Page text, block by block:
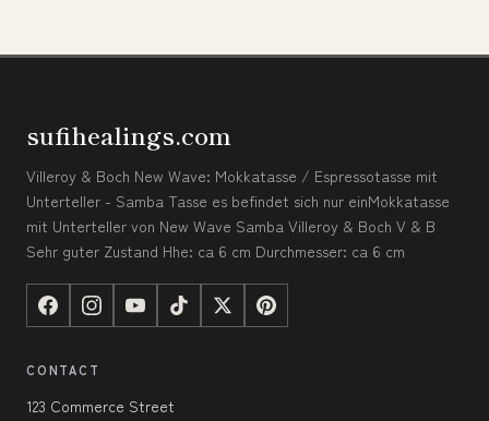
sufihealings.com
Villeroy & Boch New Wave: Mokkatasse / Espressotasse mit
Unterteller - Samba Tasse es befindet sich nur einMokkatasse
mit Unterteller von New Wave Samba Villeroy & Boch V & B
Sehr guter Zustand Hhe: ca 6 cm Durchmesser: ca 6 cm
CONTACT
123 Commerce Street